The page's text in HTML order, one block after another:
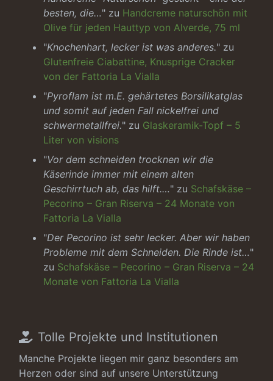
besten, die…" zu Handcreme naturschön mit
Olive für jeden Hauttyp von Alverde, 75 ml
"Knochenhart, lecker ist was anderes." zu
Glutenfreie Ciabattine, Knusprige Cracker
von der Fattoria La Vialla
"Pyroflam ist m.E. gehärtetes Borsilikatglas
und somit auf jeden Fall nickelfrei und
schwermetallfrei." zu Glaskeramik-Topf – 5
Liter von visions
"Vor dem schneiden trocknen wir die
Käserinde immer mit einem alten
Geschirrtuch ab, das hilft.…" zu Schafskäse –
Pecorino – Gran Riserva – 24 Monate von
Fattoria La Vialla
"Der Pecorino ist sehr lecker. Aber wir haben
Probleme mit dem Schneiden. Die Rinde ist…"
zu Schafskäse – Pecorino – Gran Riserva – 24
Monate von Fattoria La Vialla
Tolle Projekte und Institutionen
Manche Projekte liegen mir ganz besonders am
Herzen oder sind auf unsere Unterstützung